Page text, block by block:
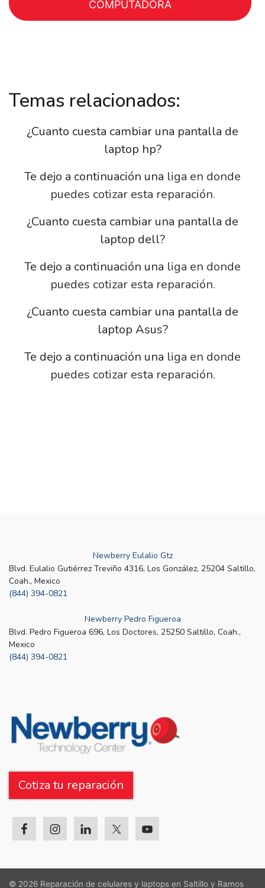
COMPUTADORA
Temas relacionados:
¿Cuanto cuesta cambiar una pantalla de
laptop hp?
Te dejo a continuación una liga en donde
puedes cotizar esta reparación.
¿Cuanto cuesta cambiar una pantalla de
laptop dell?
Te dejo a continuación una liga en donde
puedes cotizar esta reparación.
¿Cuanto cuesta cambiar una pantalla de
laptop Asus?
Te dejo a continuación una liga en donde
puedes cotizar esta reparación.
Newberry Eulalio Gtz
Blvd. Eulalio Gutiérrez Treviño 4316, Los González, 25204 Saltillo,
Coah., Mexico
(844) 394-0821
Newberry Pedro Figueroa
Blvd. Pedro Figueroa 696, Los Doctores, 25250 Saltillo, Coah.,
Mexico
(844) 394-0821
Cotiza tu reparación
© 2026 Reparación de celulares y laptops en Saltillo y Ramos